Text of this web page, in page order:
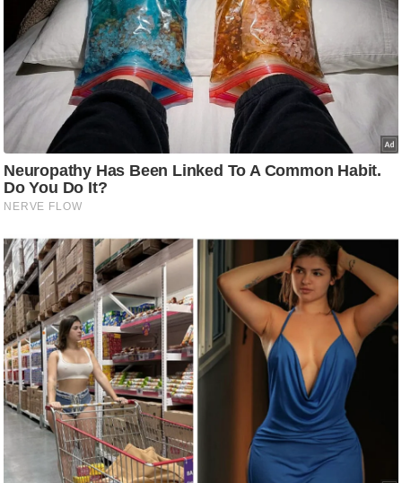
बॉ
ली
वु
ड
हॉ
ली
वु
ड
फि
स
मी
क्षा
B
r
e
a
k